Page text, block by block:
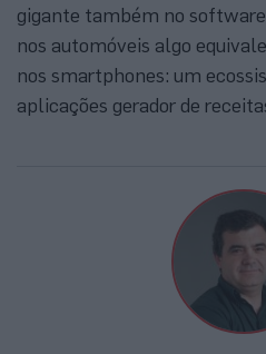
gigante também no
nos automóveis algo
nos smartphones: um
aplicações gerador de